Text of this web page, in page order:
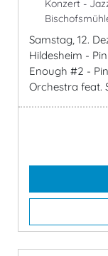
Konzert -
Samstag, 12.
Hildesheim -
Enough #2 -
Orchestra feat.